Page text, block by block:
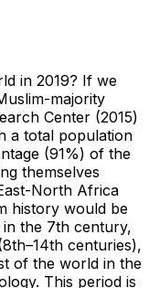
in 2019? If we
majority
Center (2015)
a total population
(91%) of the
themselves
North Africa
history would be
in the 7th century,
centuries),
of the world in the
This period is